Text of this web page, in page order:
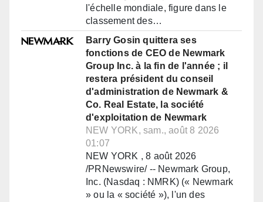
l'échelle mondiale, figure dans le
classement des…
Barry Gosin quittera ses
fonctions de CEO de Newmark
Group Inc. à la fin de l'année ; il
restera président du conseil
d'administration de Newmark &
Co. Real Estate, la société
d'exploitation de Newmark
NEW YORK, sam., août 8 2026
01:07
NEW YORK , 8 août 2026
/PRNewswire/ -- Newmark Group,
Inc. (Nasdaq : NMRK) (« Newmark
» ou la « société »), l'un des